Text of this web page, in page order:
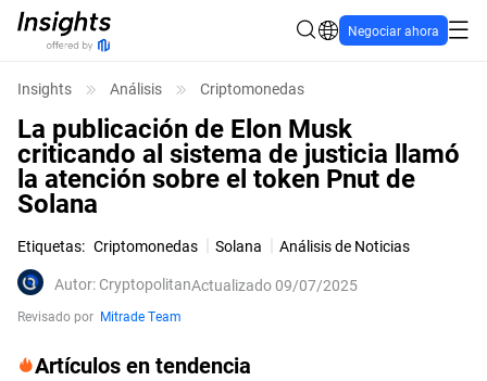
Negociar ahora
Insights Análisis Criptomonedas
La publicación de Elon Musk
criticando al sistema de justicia llamó
la atención sobre el token Pnut de
Solana
Etiquetas: Criptomonedas Solana
Análisis de Noticias
Autor: CryptopolitanActualizado 09/07/2025
Revisado por Mitrade Team
Artículos en tendencia